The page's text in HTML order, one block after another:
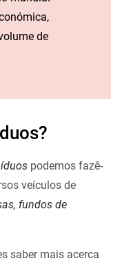
de
podemos fazê-
veículos de
fundos de
saber mais acerca